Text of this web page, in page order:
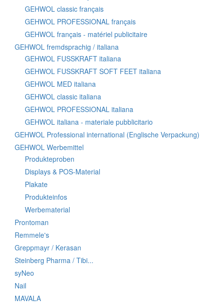
GEHWOL classic français
GEHWOL PROFESSIONAL français
GEHWOL français - matériel publicitaire
GEHWOL fremdsprachig / italiana
GEHWOL FUSSKRAFT italiana
GEHWOL FUSSKRAFT SOFT FEET italiana
GEHWOL MED italiana
GEHWOL classic italiana
GEHWOL PROFESSIONAL italiana
GEHWOL italiana - materiale pubblicitario
GEHWOL Professional international (Englische Verpackung)
GEHWOL Werbemittel
Produkteproben
Displays & POS-Material
Plakate
Produkteinfos
Werbematerial
Prontoman
Remmele's
Greppmayr / Kerasan
Steinberg Pharma / Tibi...
syNeo
Nail
MAVALA